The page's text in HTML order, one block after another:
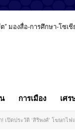
มองสื่อ-การศึกษา-โซเชี
หมายเปิดผนึกถึงสื่อมวล
การเมือง เศร
เปิดประวัติ ‘สิริพงศ์’ โฆษกไ